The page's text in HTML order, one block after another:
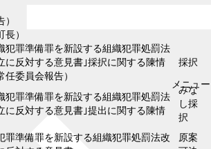
メニュー
）
犯罪準備罪を新設する組織犯罪処罰法
に反対する意見書｣採択に関する陳情
任委員会報告）
採択
犯罪準備罪を新設する組織犯罪処罰法
に反対する意見書｣提出に関する陳情
みな
し採
択
罪準備罪を新設する組織犯罪処罰法改
原案